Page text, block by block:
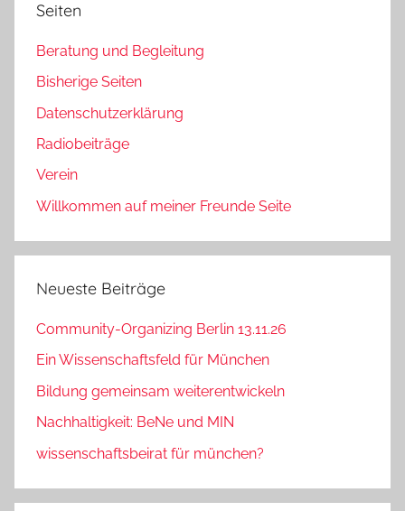
Seiten
Beratung und Begleitung
Bisherige Seiten
Datenschutzerklärung
Radiobeiträge
Verein
Willkommen auf meiner Freunde Seite
Neueste Beiträge
Community-Organizing Berlin 13.11.26
Ein Wissenschaftsfeld für München
Bildung gemeinsam weiterentwickeln
Nachhaltigkeit: BeNe und MIN
wissenschaftsbeirat für münchen?